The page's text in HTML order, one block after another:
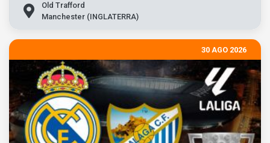
Old Trafford
Manchester (INGLATERRA)
30 AGO 2026